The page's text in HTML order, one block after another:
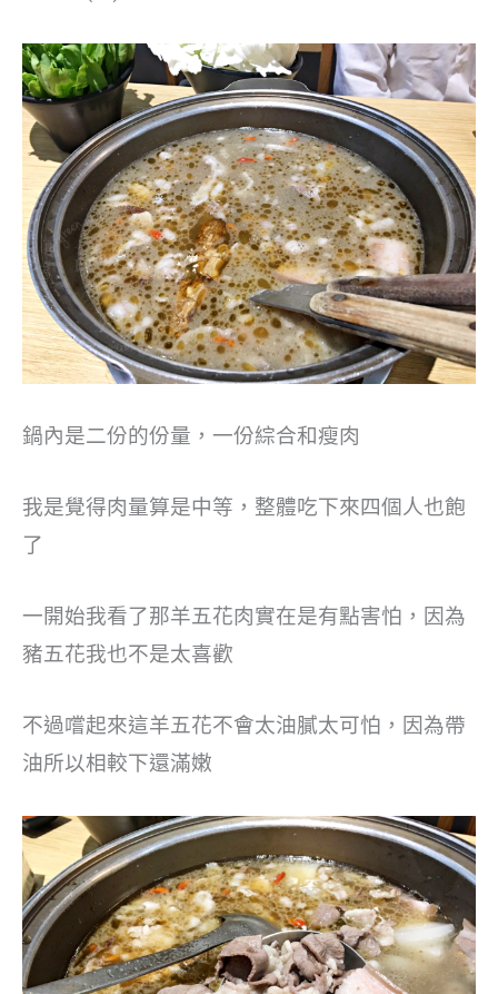
鍋內是二份的份量，一份綜合和瘦肉
我是覺得肉量算是中等，整體吃下來四個人也飽
了
一開始我看了那羊五花肉實在是有點害怕，因為
豬五花我也不是太喜歡
不過嚐起來這羊五花不會太油膩太可怕，因為帶
油所以相較下還滿嫩